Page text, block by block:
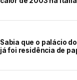
Sabia que o palácio
já foi residência de